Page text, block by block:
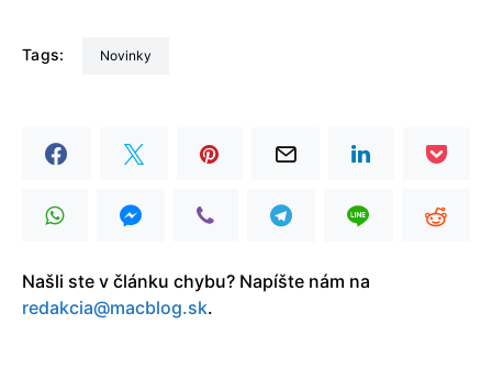
Tags: Novinky
Našli ste v článku chybu? Napíšte nám na
redakcia@macblog.sk.